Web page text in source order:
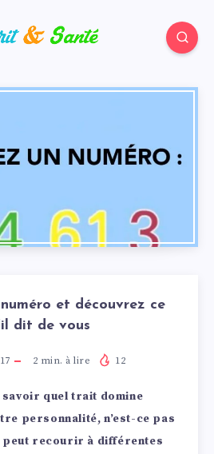
et découvrez ce
dit de vous
2 min. à lire 12
savoir quel trait domine
personnalité, n’est-ce pas
peut recourir à différentes